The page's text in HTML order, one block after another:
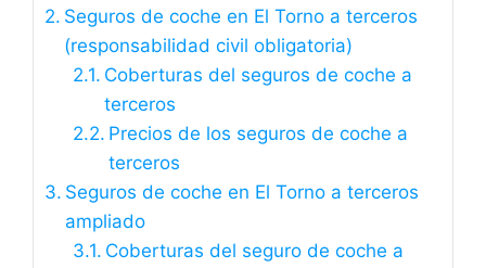
Seguros de coche en El Torno a terceros
(responsabilidad civil obligatoria)
Coberturas del seguros de coche a
terceros
Precios de los seguros de coche a
terceros
Seguros de coche en El Torno a terceros
ampliado
Coberturas del seguro de coche a